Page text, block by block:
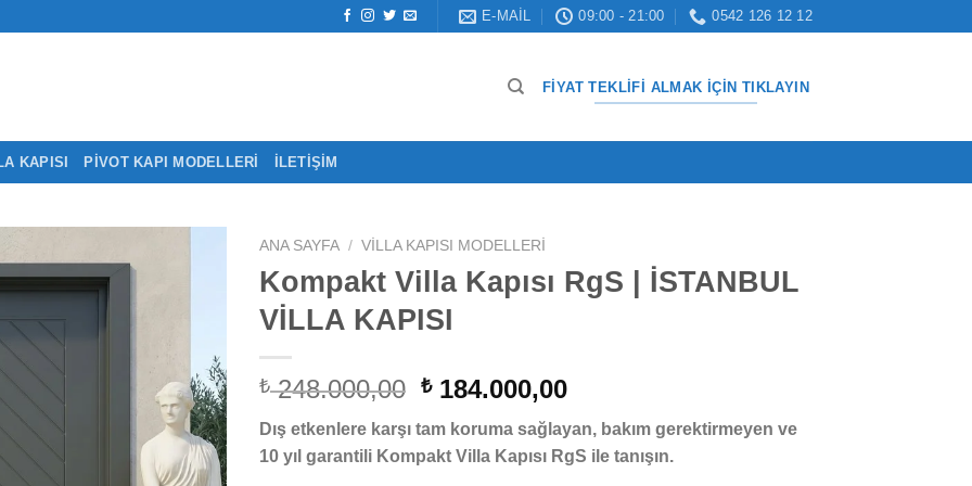
E-MAIL 09:00 - 21:00 0542 126 12 12
FIYAT TEKLIFI ALMAK İÇIN TIKLAYIN
KAPISI PIVOT KAPI MODELLERI İLETIŞIM
ANA SAYFA / VILLA KAPISI MODELLERI
Kompakt Villa Kapısı RgS | İSTANBUL
VİLLA KAPISI
₺248.000,00 Orijinal
₺ 248.000,00.
₺184.000,00Şu
fiyat:
₺ 184.000,00.
Dış etkenlere karşı tam koruma sağlayan, bakım gerektirmeyen ve
10 yıl garantili Kompakt Villa Kapısı RgS ile tanışın.